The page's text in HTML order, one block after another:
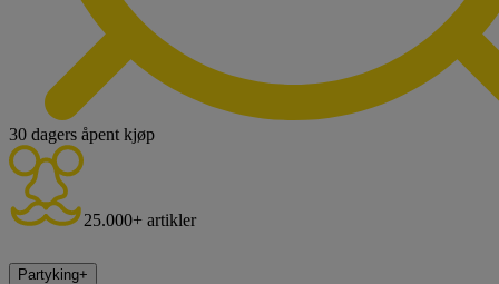
30 dagers åpent kjøp
25.000+ artikler
Partyking+